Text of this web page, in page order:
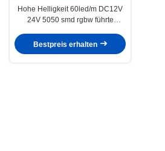
Hohe Helligkeit 60led/m DC12V
24V 5050 smd rgbw führte
Bestpreis erhalten